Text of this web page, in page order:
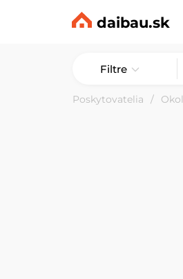
daibau.sk
Filtre
Poskytovatelia